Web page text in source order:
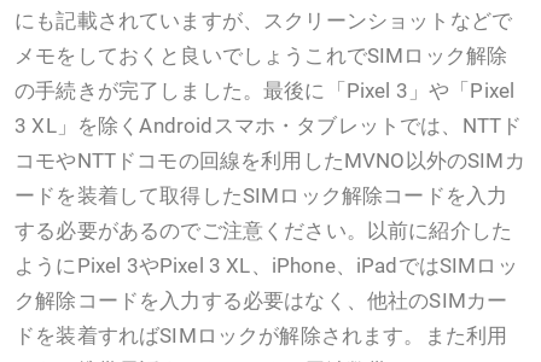
にも記載されていますが、スクリーンショットなどで
メモをしておくと良いでしょうこれでSIMロック解除
の手続きが完了しました。最後に「Pixel 3」や「Pixel
3 XL」を除くAndroidスマホ・タブレットでは、NTTド
コモやNTTドコモの回線を利用したMVNO以外のSIMカ
ードを装着して取得したSIMロック解除コードを入力
する必要があるのでご注意ください。以前に紹介した
ようにPixel 3やPixel 3 XL、iPhone、iPadではSIMロッ
ク解除コードを入力する必要はなく、他社のSIMカー
ドを装着すればSIMロックが解除されます。また利用